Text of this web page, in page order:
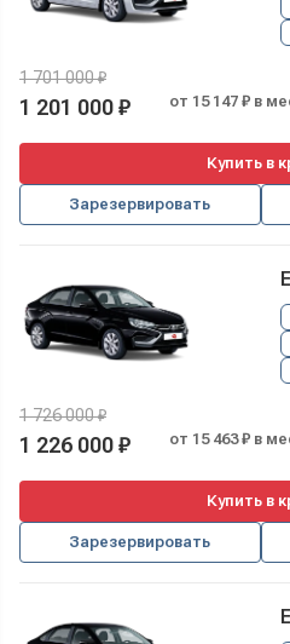
1 701 000 ₽
1 201 000 ₽ от 15 147 ₽ в
Купить в
Зарезервировать
1 726 000 ₽
1 226 000 ₽ от 15 463 ₽ в
Купить в
Зарезервировать